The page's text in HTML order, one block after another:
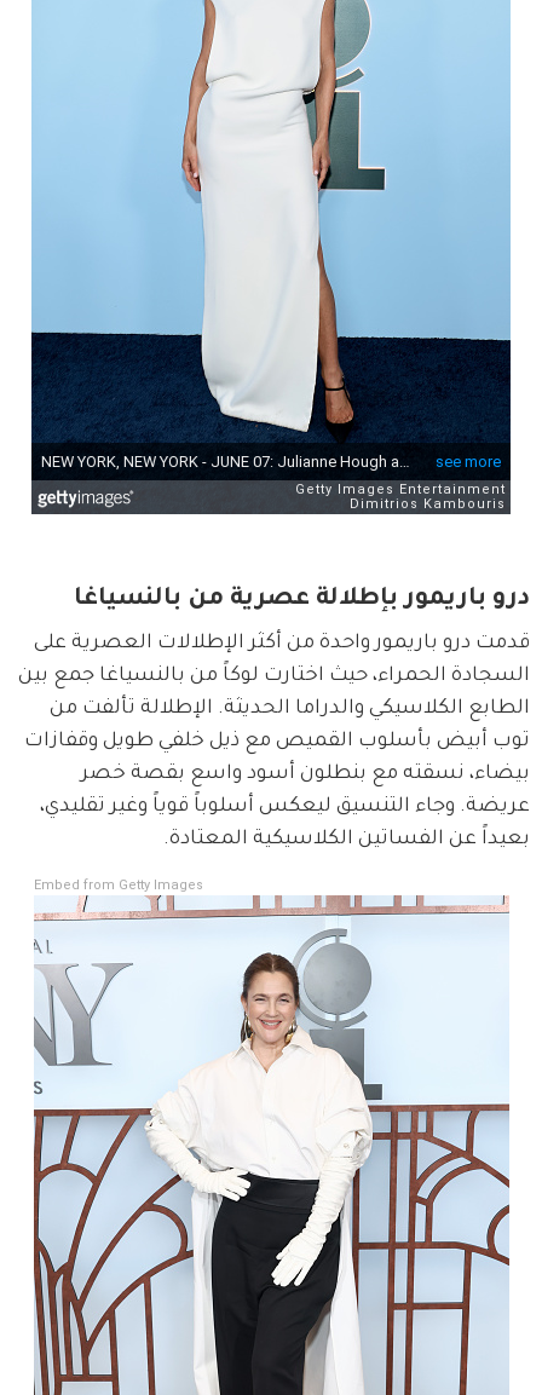
درو باريمور بإطلالة عصرية من بالنسياغا
قدمت درو باريمور واحدة من أكثر الإطلالات العصرية على
السجادة الحمراء، حيث اختارت لوكاً من بالنسياغا جمع بين
الطابع الكلاسيكي والدراما الحديثة. الإطلالة تألفت من
توب أبيض بأسلوب القميص مع ذيل خلفي طويل وقفازات
بيضاء، نسقته مع بنطلون أسود واسع بقصة خصر
عريضة. وجاء التنسيق ليعكس أسلوباً قوياً وغير تقليدي،
بعيداً عن الفساتين الكلاسيكية المعتادة.
Embed from Getty Images